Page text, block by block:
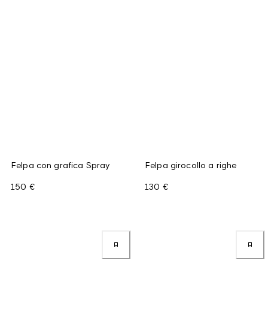
Felpa con grafica Spray
150 €
Felpa girocollo a righe
130 €